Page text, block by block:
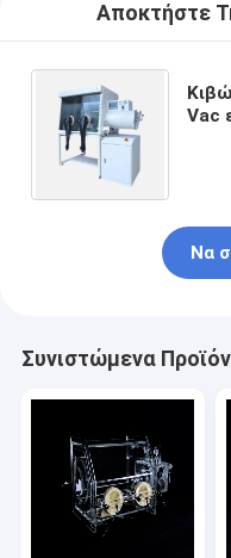
Αποκτήστε
Vac
Να
Συνιστώμενα